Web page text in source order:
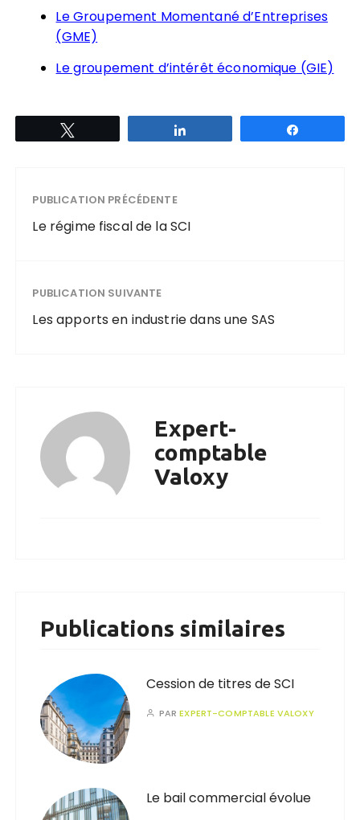
Le Groupement Momentané d’Entreprises
(GME)
Le groupement d’intérêt économique (GIE)
PUBLICATION PRÉCÉDENTE
Le régime fiscal de la SCI
PUBLICATION SUIVANTE
Les apports en industrie dans une SAS
Expert-
comptable
Valoxy
Publications similaires
Cession de titres de SCI
PAREXPERT-COMPTABLE VALOXY
Le bail commercial évolue